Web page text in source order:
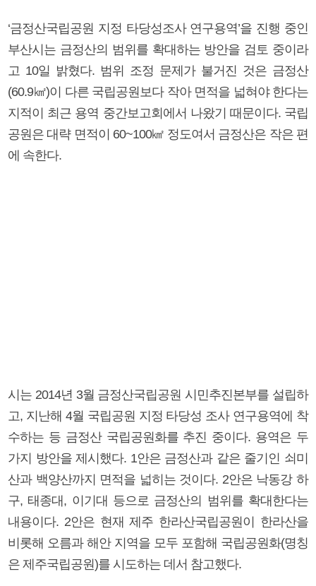
‘금정산국립공원 지정 타당성조사 연구용역’을 진행 중인
부산시는 금정산의 범위를 확대하는 방안을 검토 중이라
고 10일 밝혔다. 범위 조정 문제가 불거진 것은 금정산
(60.9㎢)이 다른 국립공원보다 작아 면적을 넓혀야 한다는
지적이 최근 용역 중간보고회에서 나왔기 때문이다. 국립
공원은 대략 면적이 60~100㎢ 정도여서 금정산은 작은 편
에 속한다.
시는 2014년 3월 금정산국립공원 시민추진본부를 설립하
고, 지난해 4월 국립공원 지정 타당성 조사 연구용역에 착
수하는 등 금정산 국립공원화를 추진 중이다. 용역은 두
가지 방안을 제시했다. 1안은 금정산과 같은 줄기인 쇠미
산과 백양산까지 면적을 넓히는 것이다. 2안은 낙동강 하
구, 태종대, 이기대 등으로 금정산의 범위를 확대한다는
내용이다. 2안은 현재 제주 한라산국립공원이 한라산을
비롯해 오름과 해안 지역을 모두 포함해 국립공원화(명칭
은 제주국립공원)를 시도하는 데서 참고했다.